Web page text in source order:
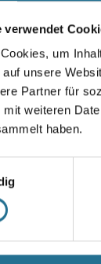
verwendet
um
auf unsere
Partner für
mit weiteren
haben.